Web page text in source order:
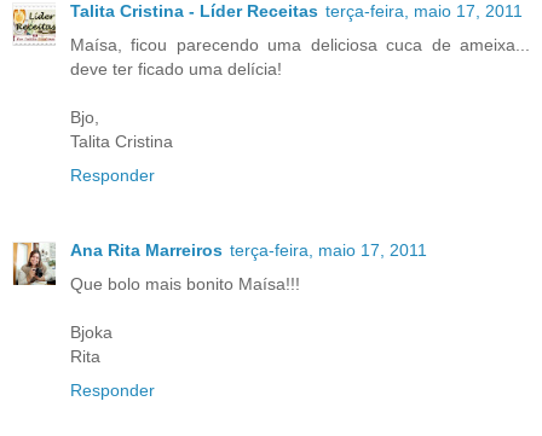
Talita Cristina - Líder Receitas terça-feira, maio 17, 2011
Maísa, ficou parecendo uma deliciosa cuca de ameixa...
deve ter ficado uma delícia!
Bjo,
Talita Cristina
Responder
Ana Rita Marreiros terça-feira, maio 17, 2011
Que bolo mais bonito Maísa!!!
Bjoka
Rita
Responder